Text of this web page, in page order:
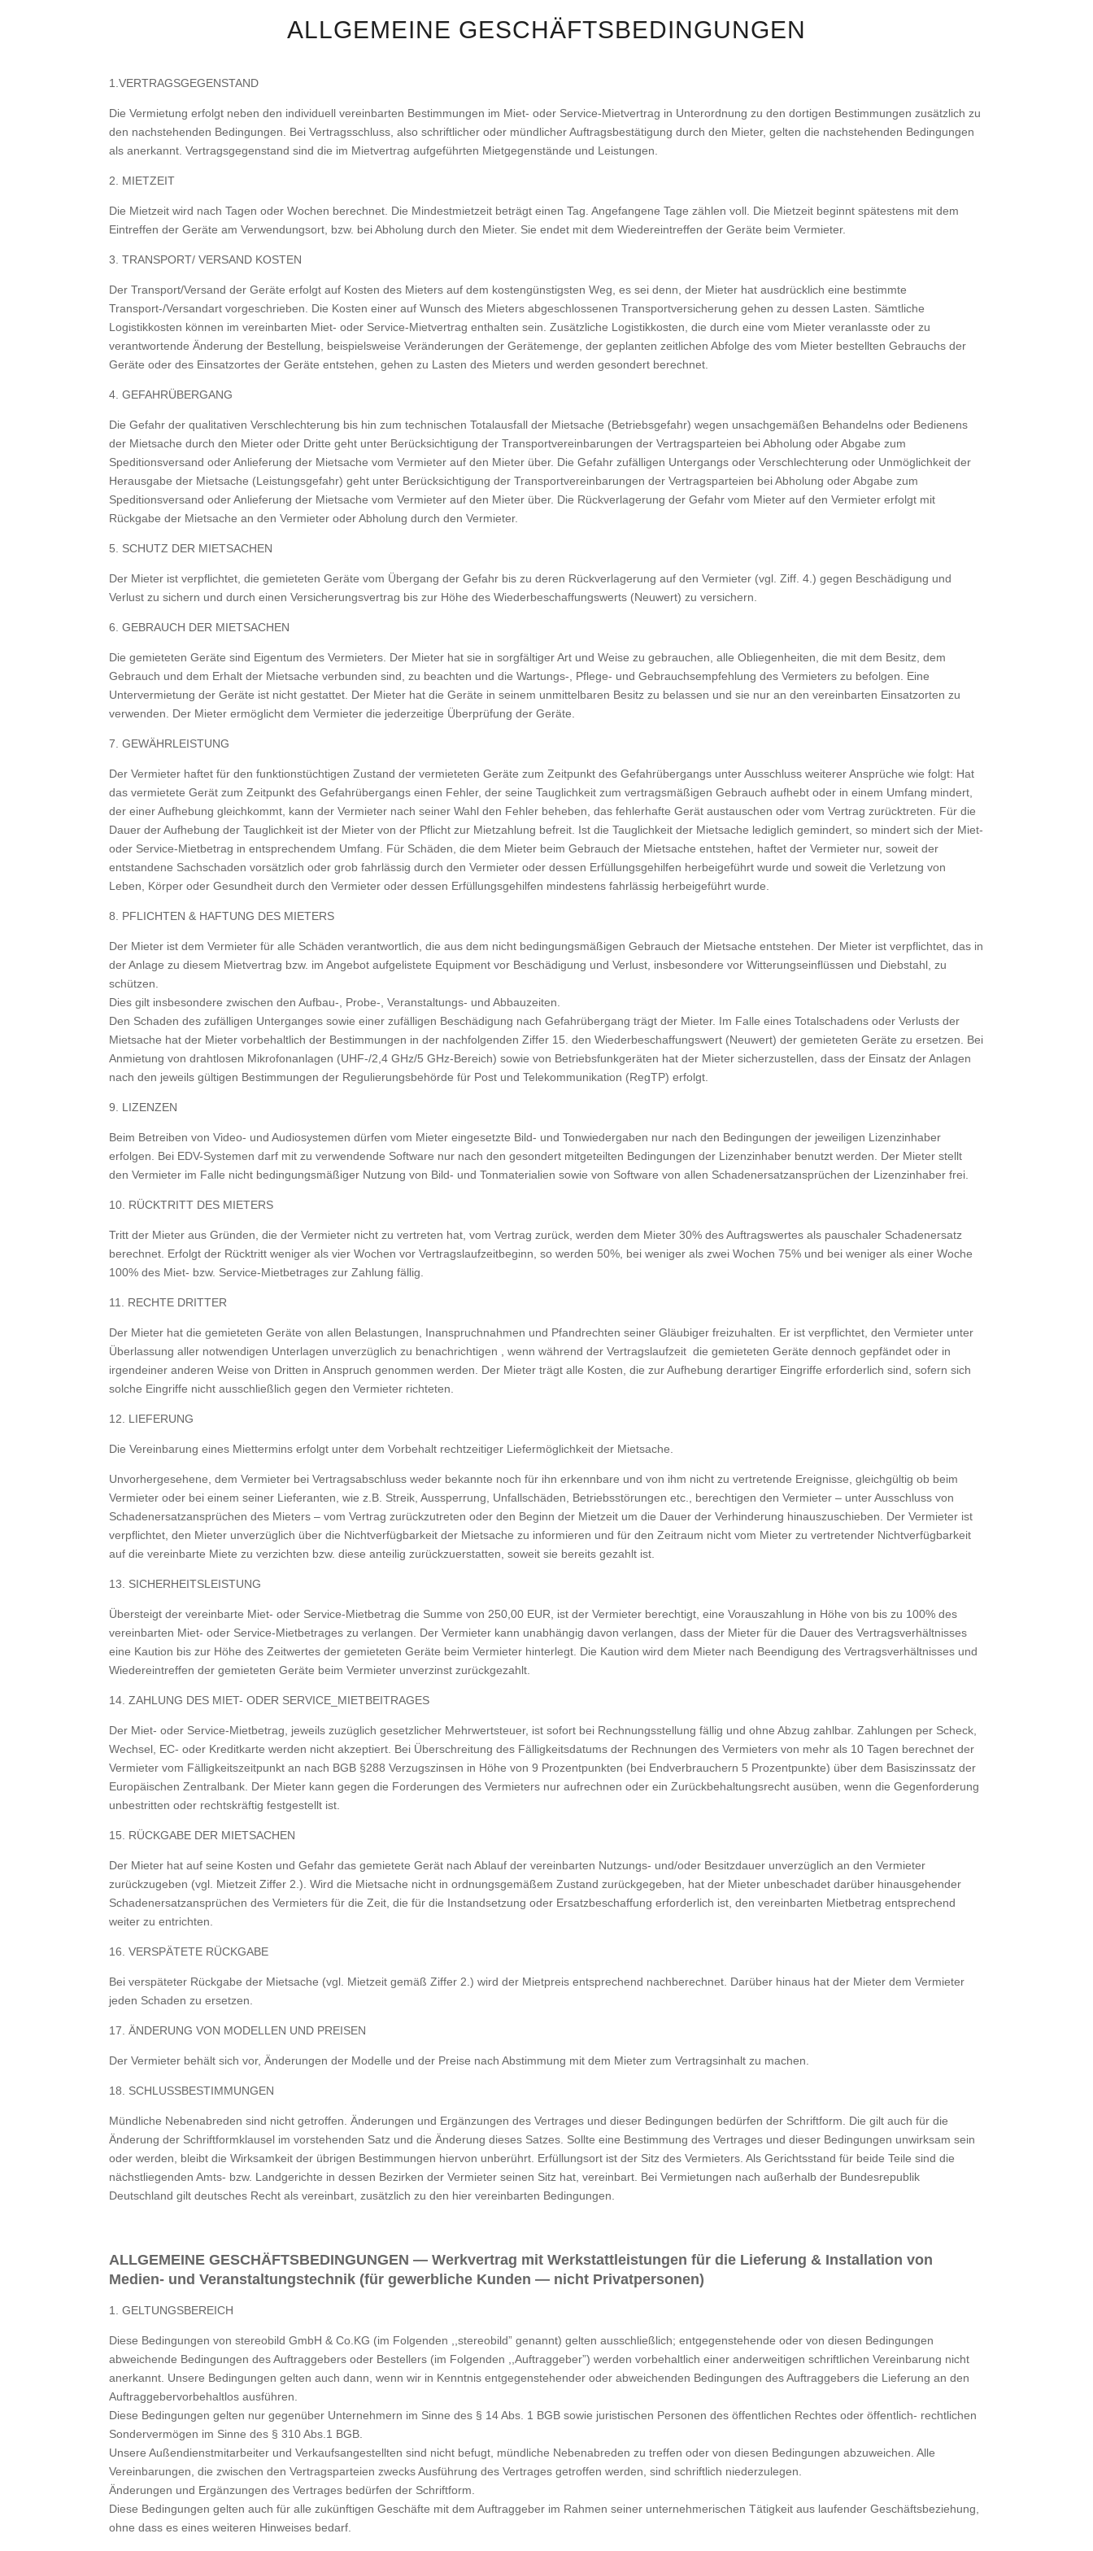
ALLGEMEINE GESCHÄFTSBEDINGUNGEN
1.VERTRAGSGEGENSTAND
Die Vermietung erfolgt neben den individuell vereinbarten Bestimmungen im Miet- oder Service-Mietvertrag in Unterordnung zu den dortigen Bestimmungen zusätzlich zu
den nachstehenden Bedingungen. Bei Vertragsschluss, also schriftlicher oder mündlicher Auftragsbestätigung durch den Mieter, gelten die nachstehenden Bedingungen
als anerkannt. Vertragsgegenstand sind die im Mietvertrag aufgeführten Mietgegenstände und Leistungen.
2. MIETZEIT
Die Mietzeit wird nach Tagen oder Wochen berechnet. Die Mindestmietzeit beträgt einen Tag. Angefangene Tage zählen voll. Die Mietzeit beginnt spätestens mit dem
Eintreffen der Geräte am Verwendungsort, bzw. bei Abholung durch den Mieter. Sie endet mit dem Wiedereintreffen der Geräte beim Vermieter.
3. TRANSPORT/ VERSAND KOSTEN
Der Transport/Versand der Geräte erfolgt auf Kosten des Mieters auf dem kostengünstigsten Weg, es sei denn, der Mieter hat ausdrücklich eine bestimmte
Transport-/Versandart vorgeschrieben. Die Kosten einer auf Wunsch des Mieters abgeschlossenen Transportversicherung gehen zu dessen Lasten. Sämtliche
Logistikkosten können im vereinbarten Miet- oder Service-Mietvertrag enthalten sein. Zusätzliche Logistikkosten, die durch eine vom Mieter veranlasste oder zu
verantwortende Änderung der Bestellung, beispielsweise Veränderungen der Gerätemenge, der geplanten zeitlichen Abfolge des vom Mieter bestellten Gebrauchs der
Geräte oder des Einsatzortes der Geräte entstehen, gehen zu Lasten des Mieters und werden gesondert berechnet.
4. GEFAHRÜBERGANG
Die Gefahr der qualitativen Verschlechterung bis hin zum technischen Totalausfall der Mietsache (Betriebsgefahr) wegen unsachgemäßen Behandelns oder Bedienens
der Mietsache durch den Mieter oder Dritte geht unter Berücksichtigung der Transportvereinbarungen der Vertragsparteien bei Abholung oder Abgabe zum
Speditionsversand oder Anlieferung der Mietsache vom Vermieter auf den Mieter über. Die Gefahr zufälligen Untergangs oder Verschlechterung oder Unmöglichkeit der
Herausgabe der Mietsache (Leistungsgefahr) geht unter Berücksichtigung der Transportvereinbarungen der Vertragsparteien bei Abholung oder Abgabe zum
Speditionsversand oder Anlieferung der Mietsache vom Vermieter auf den Mieter über. Die Rückverlagerung der Gefahr vom Mieter auf den Vermieter erfolgt mit
Rückgabe der Mietsache an den Vermieter oder Abholung durch den Vermieter.
5. SCHUTZ DER MIETSACHEN
Der Mieter ist verpflichtet, die gemieteten Geräte vom Übergang der Gefahr bis zu deren Rückverlagerung auf den Vermieter (vgl. Ziff. 4.) gegen Beschädigung und
Verlust zu sichern und durch einen Versicherungsvertrag bis zur Höhe des Wiederbeschaffungswerts (Neuwert) zu versichern.
6. GEBRAUCH DER MIETSACHEN
Die gemieteten Geräte sind Eigentum des Vermieters. Der Mieter hat sie in sorgfältiger Art und Weise zu gebrauchen, alle Obliegenheiten, die mit dem Besitz, dem
Gebrauch und dem Erhalt der Mietsache verbunden sind, zu beachten und die Wartungs-, Pflege- und Gebrauchsempfehlung des Vermieters zu befolgen. Eine
Untervermietung der Geräte ist nicht gestattet. Der Mieter hat die Geräte in seinem unmittelbaren Besitz zu belassen und sie nur an den vereinbarten Einsatzorten zu
verwenden. Der Mieter ermöglicht dem Vermieter die jederzeitige Überprüfung der Geräte.
7. GEWÄHRLEISTUNG
Der Vermieter haftet für den funktionstüchtigen Zustand der vermieteten Geräte zum Zeitpunkt des Gefahrübergangs unter Ausschluss weiterer Ansprüche wie folgt: Hat
das vermietete Gerät zum Zeitpunkt des Gefahrübergangs einen Fehler, der seine Tauglichkeit zum vertragsmäßigen Gebrauch aufhebt oder in einem Umfang mindert,
der einer Aufhebung gleichkommt, kann der Vermieter nach seiner Wahl den Fehler beheben, das fehlerhafte Gerät austauschen oder vom Vertrag zurücktreten. Für die
Dauer der Aufhebung der Tauglichkeit ist der Mieter von der Pflicht zur Mietzahlung befreit. Ist die Tauglichkeit der Mietsache lediglich gemindert, so mindert sich der Miet-
oder Service-Mietbetrag in entsprechendem Umfang. Für Schäden, die dem Mieter beim Gebrauch der Mietsache entstehen, haftet der Vermieter nur, soweit der
entstandene Sachschaden vorsätzlich oder grob fahrlässig durch den Vermieter oder dessen Erfüllungsgehilfen herbeigeführt wurde und soweit die Verletzung von
Leben, Körper oder Gesundheit durch den Vermieter oder dessen Erfüllungsgehilfen mindestens fahrlässig herbeigeführt wurde.
8. PFLICHTEN & HAFTUNG DES MIETERS
Der Mieter ist dem Vermieter für alle Schäden verantwortlich, die aus dem nicht bedingungsmäßigen Gebrauch der Mietsache entstehen. Der Mieter ist verpflichtet, das in
der Anlage zu diesem Mietvertrag bzw. im Angebot aufgelistete Equipment vor Beschädigung und Verlust, insbesondere vor Witterungseinflüssen und Diebstahl, zu
schützen.
Dies gilt insbesondere zwischen den Aufbau-, Probe-, Veranstaltungs- und Abbauzeiten.
Den Schaden des zufälligen Unterganges sowie einer zufälligen Beschädigung nach Gefahrübergang trägt der Mieter. Im Falle eines Totalschadens oder Verlusts der
Mietsache hat der Mieter vorbehaltlich der Bestimmungen in der nachfolgenden Ziffer 15. den Wiederbeschaffungswert (Neuwert) der gemieteten Geräte zu ersetzen. Bei
Anmietung von drahtlosen Mikrofonanlagen (UHF-/2,4 GHz/5 GHz-Bereich) sowie von Betriebsfunkgeräten hat der Mieter sicherzustellen, dass der Einsatz der Anlagen
nach den jeweils gültigen Bestimmungen der Regulierungsbehörde für Post und Telekommunikation (RegTP) erfolgt.
9. LIZENZEN
Beim Betreiben von Video- und Audiosystemen dürfen vom Mieter eingesetzte Bild- und Tonwiedergaben nur nach den Bedingungen der jeweiligen Lizenzinhaber
erfolgen. Bei EDV-Systemen darf mit zu verwendende Software nur nach den gesondert mitgeteilten Bedingungen der Lizenzinhaber benutzt werden. Der Mieter stellt
den Vermieter im Falle nicht bedingungsmäßiger Nutzung von Bild- und Tonmaterialien sowie von Software von allen Schadenersatzansprüchen der Lizenzinhaber frei.
10. RÜCKTRITT DES MIETERS
Tritt der Mieter aus Gründen, die der Vermieter nicht zu vertreten hat, vom Vertrag zurück, werden dem Mieter 30% des Auftragswertes als pauschaler Schadenersatz
berechnet. Erfolgt der Rücktritt weniger als vier Wochen vor Vertragslaufzeitbeginn, so werden 50%, bei weniger als zwei Wochen 75% und bei weniger als einer Woche
100% des Miet- bzw. Service-Mietbetrages zur Zahlung fällig.
11. RECHTE DRITTER
Der Mieter hat die gemieteten Geräte von allen Belastungen, Inanspruchnahmen und Pfandrechten seiner Gläubiger freizuhalten. Er ist verpflichtet, den Vermieter unter
Überlassung aller notwendigen Unterlagen unverzüglich zu benachrichtigen , wenn während der Vertragslaufzeit die gemieteten Geräte dennoch gepfändet oder in
irgendeiner anderen Weise von Dritten in Anspruch genommen werden. Der Mieter trägt alle Kosten, die zur Aufhebung derartiger Eingriffe erforderlich sind, sofern sich
solche Eingriffe nicht ausschließlich gegen den Vermieter richteten.
12. LIEFERUNG
Die Vereinbarung eines Miettermins erfolgt unter dem Vorbehalt rechtzeitiger Liefermöglichkeit der Mietsache.
Unvorhergesehene, dem Vermieter bei Vertragsabschluss weder bekannte noch für ihn erkennbare und von ihm nicht zu vertretende Ereignisse, gleichgültig ob beim
Vermieter oder bei einem seiner Lieferanten, wie z.B. Streik, Aussperrung, Unfallschäden, Betriebsstörungen etc., berechtigen den Vermieter – unter Ausschluss von
Schadenersatzansprüchen des Mieters – vom Vertrag zurückzutreten oder den Beginn der Mietzeit um die Dauer der Verhinderung hinauszuschieben. Der Vermieter ist
verpflichtet, den Mieter unverzüglich über die Nichtverfügbarkeit der Mietsache zu informieren und für den Zeitraum nicht vom Mieter zu vertretender Nichtverfügbarkeit
auf die vereinbarte Miete zu verzichten bzw. diese anteilig zurückzuerstatten, soweit sie bereits gezahlt ist.
13. SICHERHEITSLEISTUNG
Übersteigt der vereinbarte Miet- oder Service-Mietbetrag die Summe von 250,00 EUR, ist der Vermieter berechtigt, eine Vorauszahlung in Höhe von bis zu 100% des
vereinbarten Miet- oder Service-Mietbetrages zu verlangen. Der Vermieter kann unabhängig davon verlangen, dass der Mieter für die Dauer des Vertragsverhältnisses
eine Kaution bis zur Höhe des Zeitwertes der gemieteten Geräte beim Vermieter hinterlegt. Die Kaution wird dem Mieter nach Beendigung des Vertragsverhältnisses und
Wiedereintreffen der gemieteten Geräte beim Vermieter unverzinst zurückgezahlt.
14. ZAHLUNG DES MIET- ODER SERVICE_MIETBEITRAGES
Der Miet- oder Service-Mietbetrag, jeweils zuzüglich gesetzlicher Mehrwertsteuer, ist sofort bei Rechnungsstellung fällig und ohne Abzug zahlbar. Zahlungen per Scheck,
Wechsel, EC- oder Kreditkarte werden nicht akzeptiert. Bei Überschreitung des Fälligkeitsdatums der Rechnungen des Vermieters von mehr als 10 Tagen berechnet der
Vermieter vom Fälligkeitszeitpunkt an nach BGB §288 Verzugszinsen in Höhe von 9 Prozentpunkten (bei Endverbrauchern 5 Prozentpunkte) über dem Basiszinssatz der
Europäischen Zentralbank. Der Mieter kann gegen die Forderungen des Vermieters nur aufrechnen oder ein Zurückbehaltungsrecht ausüben, wenn die Gegenforderung
unbestritten oder rechtskräftig festgestellt ist.
15. RÜCKGABE DER MIETSACHEN
Der Mieter hat auf seine Kosten und Gefahr das gemietete Gerät nach Ablauf der vereinbarten Nutzungs- und/oder Besitzdauer unverzüglich an den Vermieter
zurückzugeben (vgl. Mietzeit Ziffer 2.). Wird die Mietsache nicht in ordnungsgemäßem Zustand zurückgegeben, hat der Mieter unbeschadet darüber hinausgehender
Schadenersatzansprüchen des Vermieters für die Zeit, die für die Instandsetzung oder Ersatzbeschaffung erforderlich ist, den vereinbarten Mietbetrag entsprechend
weiter zu entrichten.
16. VERSPÄTETE RÜCKGABE
Bei verspäteter Rückgabe der Mietsache (vgl. Mietzeit gemäß Ziffer 2.) wird der Mietpreis entsprechend nachberechnet. Darüber hinaus hat der Mieter dem Vermieter
jeden Schaden zu ersetzen.
17. ÄNDERUNG VON MODELLEN UND PREISEN
Der Vermieter behält sich vor, Änderungen der Modelle und der Preise nach Abstimmung mit dem Mieter zum Vertragsinhalt zu machen.
18. SCHLUSSBESTIMMUNGEN
Mündliche Nebenabreden sind nicht getroffen. Änderungen und Ergänzungen des Vertrages und dieser Bedingungen bedürfen der Schriftform. Die gilt auch für die
Änderung der Schriftformklausel im vorstehenden Satz und die Änderung dieses Satzes. Sollte eine Bestimmung des Vertrages und dieser Bedingungen unwirksam sein
oder werden, bleibt die Wirksamkeit der übrigen Bestimmungen hiervon unberührt. Erfüllungsort ist der Sitz des Vermieters. Als Gerichtsstand für beide Teile sind die
nächstliegenden Amts- bzw. Landgerichte in dessen Bezirken der Vermieter seinen Sitz hat, vereinbart. Bei Vermietungen nach außerhalb der Bundesrepublik
Deutschland gilt deutsches Recht als vereinbart, zusätzlich zu den hier vereinbarten Bedingungen.
ALLGEMEINE GESCHÄFTSBEDINGUNGEN — Werkvertrag mit Werkstattleistungen für die Lieferung & Installation von
Medien- und Veranstaltungstechnik (für gewerbliche Kunden — nicht Privatpersonen)
1. GELTUNGSBEREICH
Diese Bedingungen von stereobild GmbH & Co.KG (im Folgenden ,,stereobild” genannt) gelten ausschließlich; entgegenstehende oder von diesen Bedingungen
abweichende Bedingungen des Auftraggebers oder Bestellers (im Folgenden ,,Auftraggeber”) werden vorbehaltlich einer anderweitigen schriftlichen Vereinbarung nicht
anerkannt. Unsere Bedingungen gelten auch dann, wenn wir in Kenntnis entgegenstehender oder abweichenden Bedingungen des Auftraggebers die Lieferung an den
Auftraggebervorbehaltlos ausführen.
Diese Bedingungen gelten nur gegenüber Unternehmern im Sinne des § 14 Abs. 1 BGB sowie juristischen Personen des öffentlichen Rechtes oder öffentlich- rechtlichen
Sondervermögen im Sinne des § 310 Abs.1 BGB.
Unsere Außendienstmitarbeiter und Verkaufsangestellten sind nicht befugt, mündliche Nebenabreden zu treffen oder von diesen Bedingungen abzuweichen. Alle
Vereinbarungen, die zwischen den Vertragsparteien zwecks Ausführung des Vertrages getroffen werden, sind schriftlich niederzulegen.
Änderungen und Ergänzungen des Vertrages bedürfen der Schriftform.
Diese Bedingungen gelten auch für alle zukünftigen Geschäfte mit dem Auftraggeber im Rahmen seiner unternehmerischen Tätigkeit aus laufender Geschäftsbeziehung,
ohne dass es eines weiteren Hinweises bedarf.